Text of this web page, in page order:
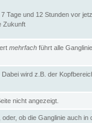
Tage und 12 Stunden vor
Zukunft
mehrfach führt alle
wird z.B. der
nicht angezeigt.
ob die Ganglinie auch in